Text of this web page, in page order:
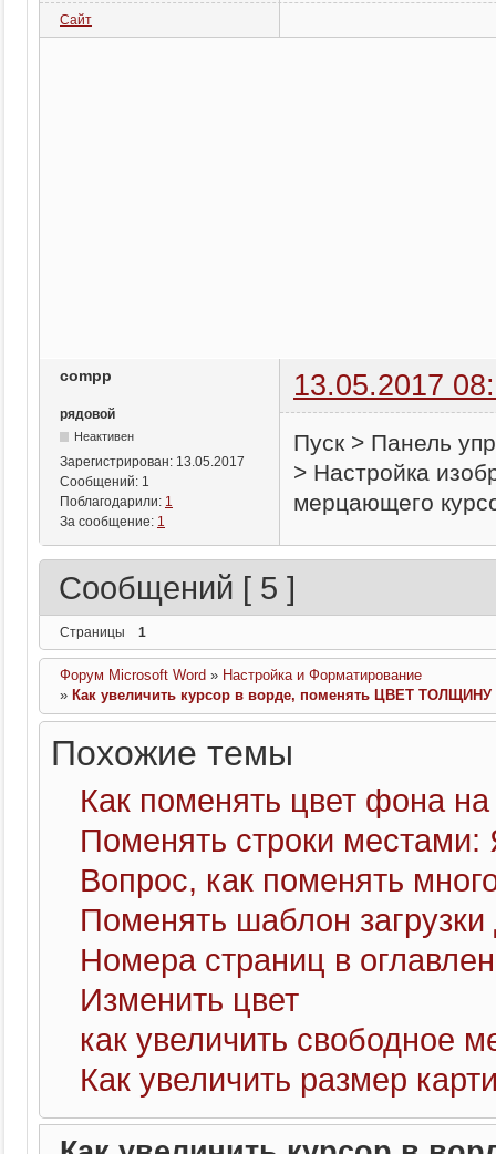
Сайт
compp 13.05.2017
рядовой
Неактивен
Зарегистрирован: 13.05.2017
Сообщений: 1
Поблагодарили: 1
За сообщение: 1
Пуск > Панель
> Настройка
мерцающего
Сообщений [ 5 ]
Страницы 1
Форум Microsoft Word » Настройка и Форматирование
» Как увеличить курсор в ворде, поменять ЦВЕТ
Похожие темы
Как поменять цвет фона на
Поменять строки
Вопрос, как поменять
Поменять шаблон
Номера страниц в
Изменить цвет
как увеличить свободное
Как увеличить размер